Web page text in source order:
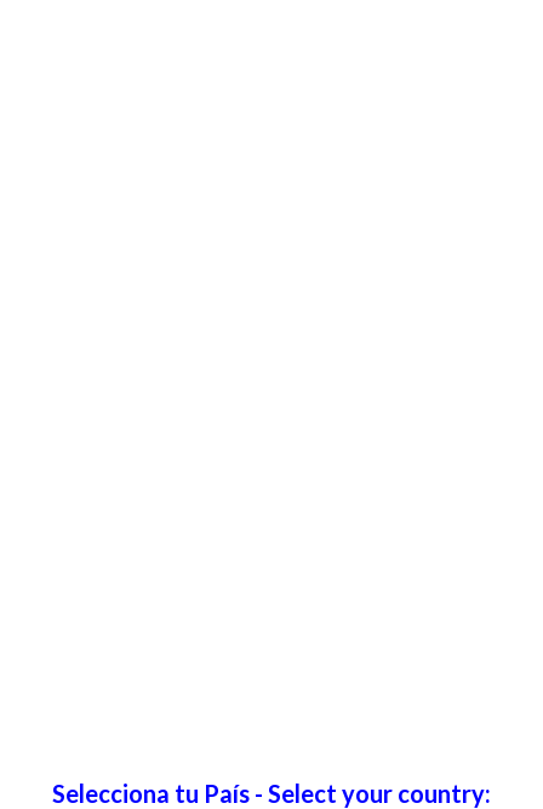
Selecciona tu País - Select your country: